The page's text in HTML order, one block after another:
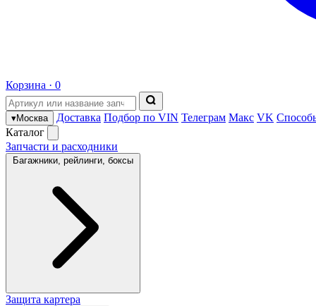
Корзина · 0
▾Москва Доставка Подбор по VIN Телеграм Макс VK
Каталог
Запчасти и расходники
Багажники, рейлинги, боксы
Защита картера